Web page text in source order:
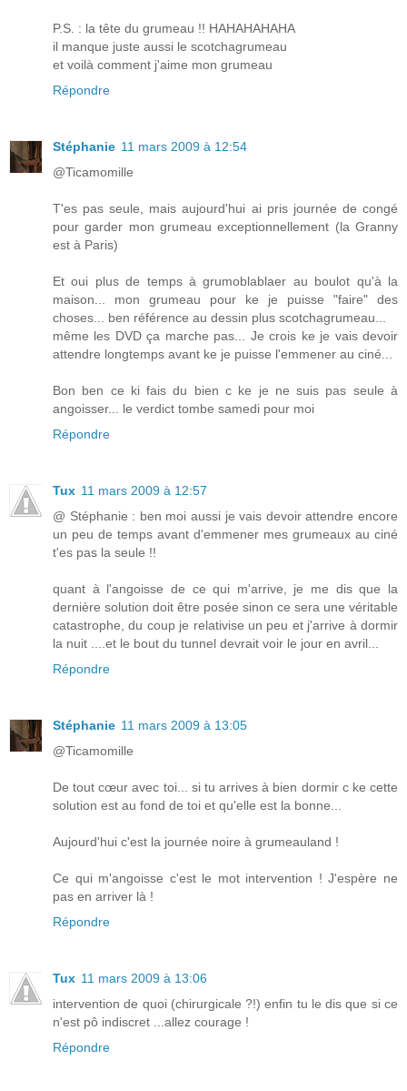
P.S. : la tête du grumeau !! HAHAHAHAHA
il manque juste aussi le scotchagrumeau
et voilà comment j'aime mon grumeau
Répondre
Stéphanie 11 mars 2009 à 12:54
@Ticamomille
T'es pas seule, mais aujourd'hui ai pris journée de congé
pour garder mon grumeau exceptionnellement (la Granny
est à Paris)
Et oui plus de temps à grumoblablaer au boulot qu'à la
maison... mon grumeau pour ke je puisse "faire" des
choses... ben référence au dessin plus scotchagrumeau...
même les DVD ça marche pas... Je crois ke je vais devoir
attendre longtemps avant ke je puisse l'emmener au ciné...
Bon ben ce ki fais du bien c ke je ne suis pas seule à
angoisser... le verdict tombe samedi pour moi
Répondre
Tux 11 mars 2009 à 12:57
@ Stéphanie : ben moi aussi je vais devoir attendre encore
un peu de temps avant d'emmener mes grumeaux au ciné
t'es pas la seule !!
quant à l'angoisse de ce qui m'arrive, je me dis que la
dernière solution doit être posée sinon ce sera une véritable
catastrophe, du coup je relativise un peu et j'arrive à dormir
la nuit ....et le bout du tunnel devrait voir le jour en avril...
Répondre
Stéphanie 11 mars 2009 à 13:05
@Ticamomille
De tout cœur avec toi... si tu arrives à bien dormir c ke cette
solution est au fond de toi et qu'elle est la bonne...
Aujourd'hui c'est la journée noire à grumeauland !
Ce qui m'angoisse c'est le mot intervention ! J'espère ne
pas en arriver là !
Répondre
Tux 11 mars 2009 à 13:06
intervention de quoi (chirurgicale ?!) enfin tu le dis que si ce
n'est pô indiscret ...allez courage !
Répondre